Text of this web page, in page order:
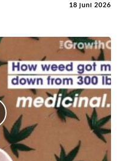
18 juni 2026